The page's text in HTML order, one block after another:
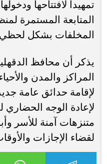
تمهيدا لافتتاحها
المتابعة المستمرة
المخلفات بشكل
يذكر أن محافظ
المراكز والمدن
لإقامة حدائق عامة
لإعادة الوجه الحضاري
متنزهات آمنة للأسر
لقضاء الإجازات